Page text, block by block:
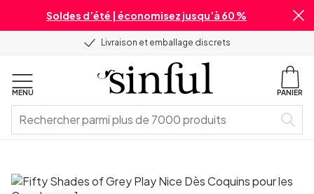
Soldes d’été | économisez jusqu’à 60 %
Livraison et emballage discrets
MENU PANIER